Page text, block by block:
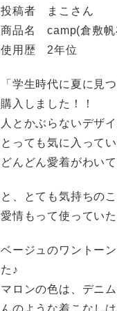
投稿者 まこさん
商品名 camp(倉敷帆
使用歴 2年位
「学生時代に夏に見
購入しました！！
人とかぶらないデザ
とっても気に入ってい
どんどん愛着がわい
と、とても気持ちの
愛情もって使ってい
ベージュのワントー
た♪
マロンの色は、デニ